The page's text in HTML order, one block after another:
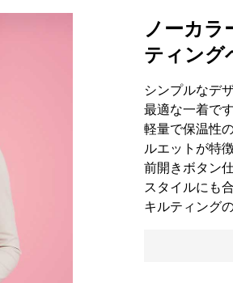
ノーカラ
ティング
シンプルなデ
最適な一着です
軽量で保温性
ルエットが特
前開きボタン
スタイルにも
キルティング